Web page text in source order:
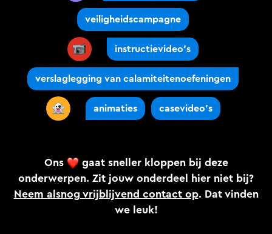
veiligheidscampagne
instructievideo’s
verslaglegging van calamiteitenoefeningen
animaties casevideo’s
Ons
gaat sneller kloppen bij deze
onderwerpen. Zit jouw onderdeel hier niet bij?
Neem alsnog vrijblijvend contact op. Dat vinden
we leuk!